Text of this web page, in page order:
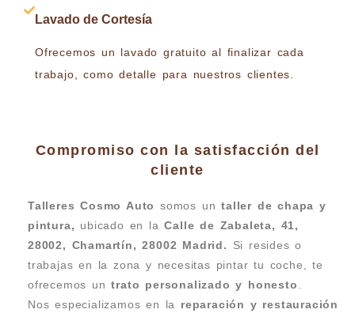
Lavado de Cortesía
Ofrecemos un lavado gratuito al finalizar cada
trabajo, como detalle para nuestros clientes.
Compromiso con la satisfacción del
cliente
Talleres Cosmo Auto somos untaller de chapa y
pintura, ubicado en laCalle de Zabaleta, 41,
28002, Chamartín, 28002 Madrid.
Si resides o
trabajas en la zona y necesitas pintar tu coche, te
ofrecemos untrato personalizado y honesto
Nos especializamos en la reparación y restauración